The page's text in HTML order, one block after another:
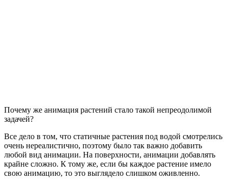
Почему же анимация растений стало такой непреодолимой
задачей?
Все дело в том, что статичные растения под водой смотрелись
очень нереалистично, поэтому было так важно добавить
любой вид анимации. На поверхности, анимации добавлять
крайне сложно. К тому же, если бы каждое растение имело
свою анимацию, то это выглядело слишком оживленно.